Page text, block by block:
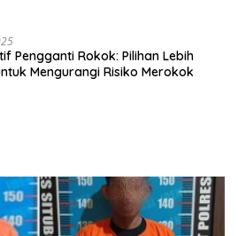
Pengganti Rokok: Pilihan Lebih
Mengurangi Risiko Merokok